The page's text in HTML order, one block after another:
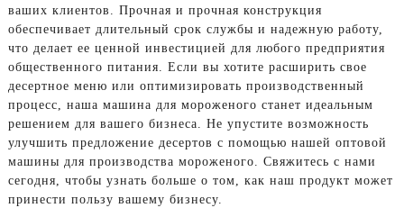
ваших клиентов. Прочная и прочная конструкция
обеспечивает длительный срок службы и надежную работу,
что делает ее ценной инвестицией для любого предприятия
общественного питания. Если вы хотите расширить свое
десертное меню или оптимизировать производственный
процесс, наша машина для мороженого станет идеальным
решением для вашего бизнеса. Не упустите возможность
улучшить предложение десертов с помощью нашей оптовой
машины для производства мороженого. Свяжитесь с нами
сегодня, чтобы узнать больше о том, как наш продукт может
принести пользу вашему бизнесу.